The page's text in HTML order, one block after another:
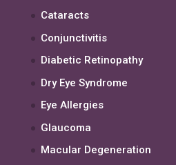
Cataracts
Conjunctivitis
Diabetic Retinopathy
Dry Eye Syndrome
Eye Allergies
Glaucoma
Macular Degeneration